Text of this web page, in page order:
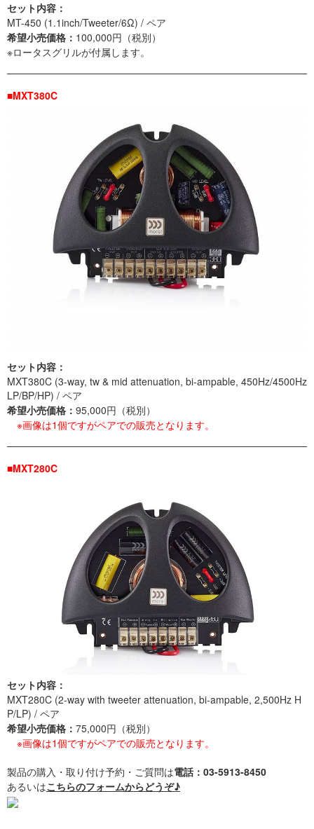
セット内容：
MT-450 (1.1inch/Tweeter/6Ω) / ペア
希望小売価格： 100,000円（税別）
※ロータスグリルが付属します。
■MXT380C
セット内容：
MXT380C (3-way, tw & mid attenuation, bi-ampable, 450Hz/4500Hz
LP/BP/HP) / ペア
希望小売価格： 95,000円（税別）
※画像は1個ですがペアでの販売となります。
■MXT280C
セット内容：
MXT280C (2-way with tweeter attenuation, bi-ampable, 2,500Hz H
P/LP) / ペア
希望小売価格： 75,000円（税別）
※画像は1個ですがペアでの販売となります。
製品の購入・取り付け予約・ご質問は電話：03-5913-8450
あるいはこちらのフォームからどうぞ♪